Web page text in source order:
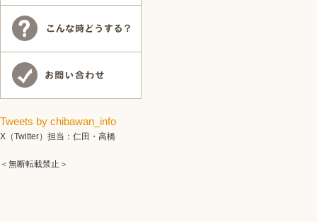
Tweets by chibawan_info
X（Twitter）担当：仁田・高橋
＜無断転載禁止＞